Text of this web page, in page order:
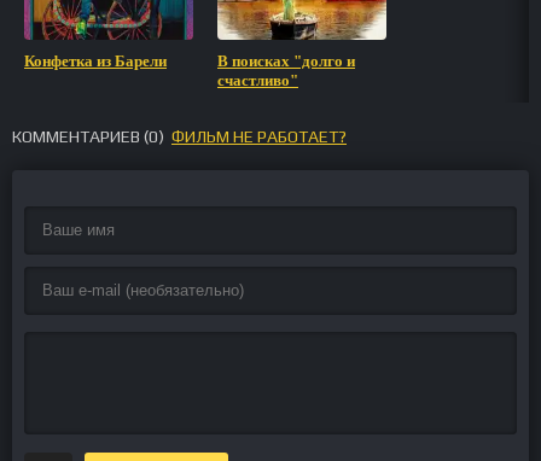
Конфетка из Барели
В поисках "долго и
счастливо"
КОММЕНТАРИЕВ (0) ФИЛЬМ НЕ РАБОТАЕТ?